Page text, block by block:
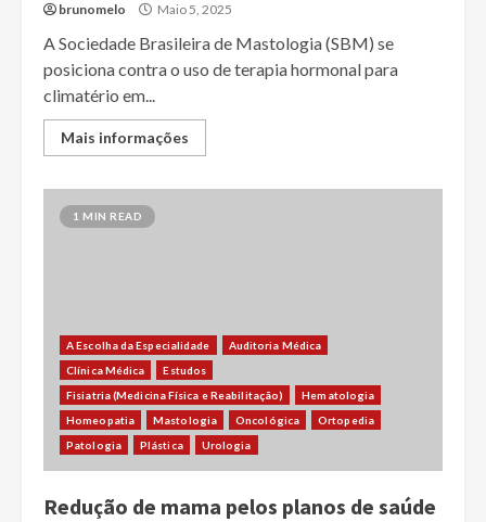
brunomelo Maio 5, 2025
A Sociedade Brasileira de Mastologia (SBM) se
posiciona contra o uso de terapia hormonal para
climatério em...
Mais informações
1 MIN READ
A Escolha da Especialidade
Auditoria Médica
Clínica Médica
Estudos
Fisiatria (Medicina Física e Reabilitação)
Hematologia
Homeopatia
Mastologia Oncológica
Ortopedia
Patologia
Plástica Urologia
Redução de mama pelos planos de saúde